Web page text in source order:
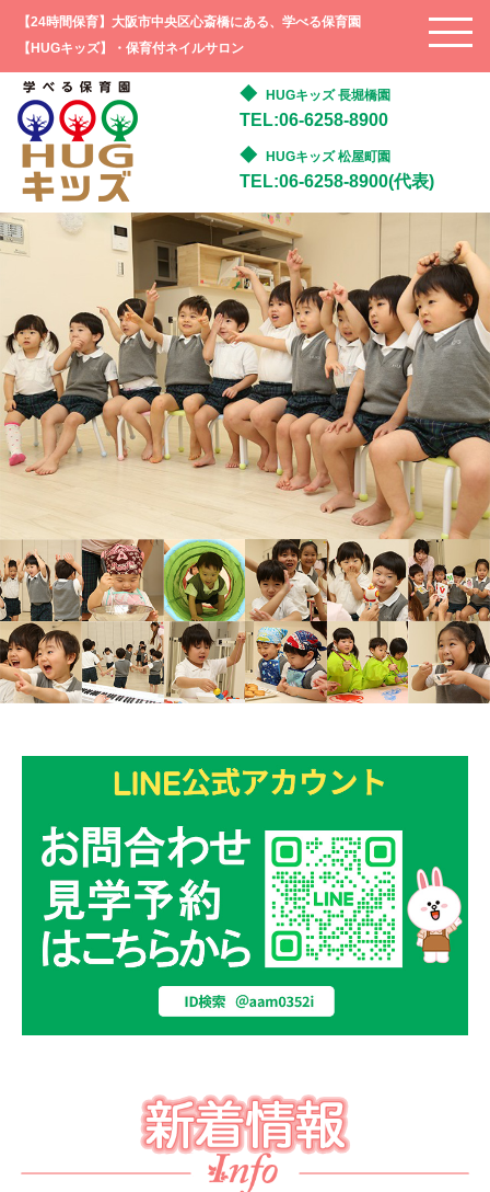
【24時間保育】大阪市中央区心斎橋にある、学べる保育園
【HUGキッズ】・保育付ネイルサロン
HUGキッズ 長堀橋園
TEL:06-6258-8900
HUGキッズ 松屋町園
TEL:06-6258-8900(代表)